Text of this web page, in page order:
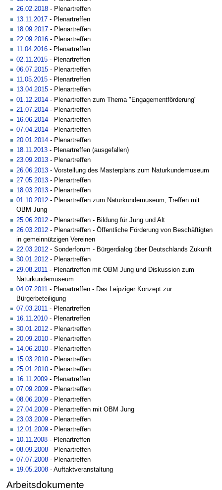
26.02.2018 - Plenartreffen
13.11.2017 - Plenartreffen
18.09.2017 - Plenartreffen
22.09.2016 - Plenartreffen
11.04.2016 - Plenartreffen
02.11.2015 - Plenartreffen
06.07.2015 - Plenartreffen
11.05.2015 - Plenartreffen
13.04.2015 - Plenartreffen
01.12.2014 - Plenartreffen zum Thema "Engagementförderung"
21.07.2014 - Plenartreffen
16.06.2014 - Plenartreffen
07.04.2014 - Plenartreffen
20.01.2014 - Plenartreffen
18.11.2013 - Plenartreffen (ausgefallen)
23.09.2013 - Plenartreffen
26.06.2013 - Vorstellung des Masterplans zum Naturkundemuseum
27.05.2013 - Plenartreffen
18.03.2013 - Plenartreffen
01.10.2012 - Plenartreffen zum Naturkundemuseum, Treffen mit
OBM Jung
25.06.2012 - Plenartreffen - Bildung für Jung und Alt
26.03.2012 - Plenartreffen - Öffentliche Förderung von Beschäftigten
in gemeinnützigen Vereinen
22.03.2012 - Sonderforum - Bürgerdialog über Deutschlands Zukunft
30.01.2012 - Plenartreffen
29.08.2011 - Plenartreffen mit OBM Jung und Diskussion zum
Naturkundemuseum
04.07.2011 - Plenartreffen - Das Leipziger Konzept zur
Bürgerbeteiligung
07.03.2011 - Plenartreffen
16.11.2010 - Plenartreffen
30.01.2012 - Plenartreffen
20.09.2010 - Plenartreffen
14.06.2010 - Plenartreffen
15.03.2010 - Plenartreffen
25.01.2010 - Plenartreffen
16.11.2009 - Plenartreffen
07.09.2009 - Plenartreffen
08.06.2009 - Plenartreffen
27.04.2009 - Plenartreffen mit OBM Jung
23.03.2009 - Plenartreffen
12.01.2009 - Plenartreffen
10.11.2008 - Plenartreffen
08.09.2008 - Plenartreffen
07.07.2008 - Plenartreffen
19.05.2008 - Auftaktveranstaltung
Arbeitsdokumente